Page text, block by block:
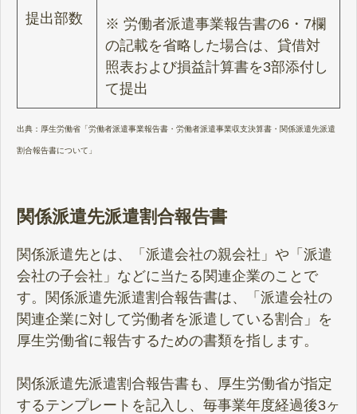
提出部数
※ 労働者派遣事業報告書の6・7欄
の記載を省略した場合は、貸借対
照表および損益計算書を3部添付し
て提出
出典： 厚生労働省「労働者派遣事業報告書・労働者派遣事業収支決算書・関係派遣先派遣
割合報告書について」
関係派遣先派遣割合報告書
関係派遣先とは、「派遣会社の親会社」や「派遣
会社の子会社」などに当たる関連企業のことで
す。関係派遣先派遣割合報告書は、「派遣会社の
関連企業に対して労働者を派遣している割合」を
厚生労働省に報告するための書類を指します。
関係派遣先派遣割合報告書も、厚生労働省が指定
するテンプレートを記入し、毎事業年度経過後3ヶ